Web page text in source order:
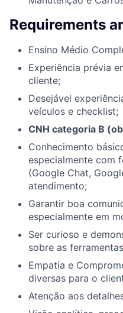
Requirements
Ensino Médio
Experiência prévia
cliente;
Desejável
veículos e checklist;
CNH categoria B
Conhecimento
especialmente com
(Google Chat,
atendimento;
Garantir boa
especialmente em
Ser curioso e
sobre as
Empatia e
diversas para o
Atenção aos